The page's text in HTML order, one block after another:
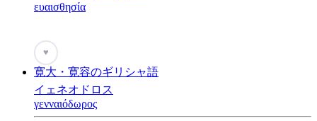
ευαισθησία
♥
寛大・寛容のギリシャ語
イェネオドロス
γενναιόδωρος